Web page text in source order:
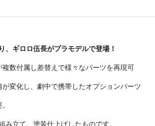
、ギロロ伍長がプラモデルで登場！
複数付属し差替えで様々なパーツを再現可
が変化し、劇中で携帯したオプションパーツ
み立て、塗装仕上げしたものです。